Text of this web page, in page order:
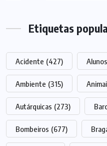
Etiquetas
Acidente (427) Alunos
Ambiente (315)
Autárquicas (273)
Bombeiros (677)